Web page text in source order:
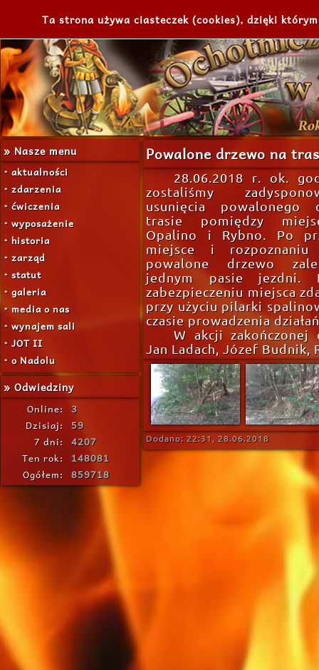
» Nasze menu
• aktualności
• zdarzenia
• ćwiczenia
• wyposażenie
• historia
• zarząd
• statut
• galeria
• media o nas
• wynajem sali
• JOT II
• o Nadolu
» Odwiedziny
Online: 3
Dzisiaj:
59
7 dni: 4207
Ten rok:
148081
Ogółem: 859718
Powalone drzewo na
28.06.2018 r. ok.
zostaliśmy
usunięcia powalonego
trasie pomiędzy
Opalino i Rybno. Po
miejsce i rozpoznaniu
powalone drzewo
jednym pasie jezdni.
zabezpieczeniu miejsca
przy użyciu pilarki
czasie prowadzenia
W akcji zakończonej
Jan Ladach, Józef Budnik,
Dodano: 22:31, 28.06.2018
Ta strona używa ciasteczek (cookies), dzięki